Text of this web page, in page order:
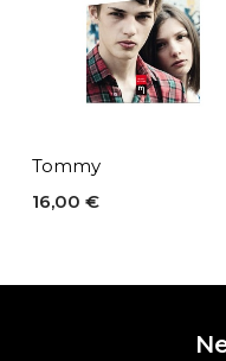
Tommy
16,00 €